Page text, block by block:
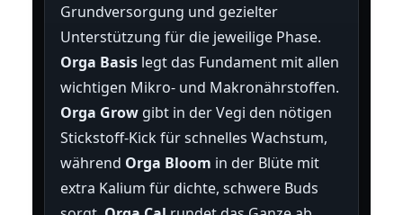
Grundversorgung und gezielter
Unterstützung für die jeweilige Phase.
Orga Basislegt das Fundament mit allen
wichtigen Mikro- und Makronährstoffen.
Orga Growgibt in der Vegi den nötigen
Stickstoff-Kick für schnelles Wachstum,
während Orga Bloom in der Blüte mit
extra Kalium für dichte, schwere Buds